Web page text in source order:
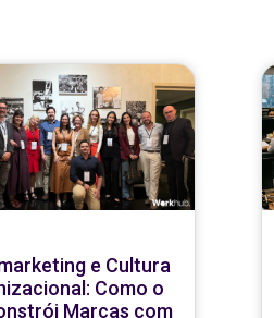
e Cultura
Como o
Marcas com